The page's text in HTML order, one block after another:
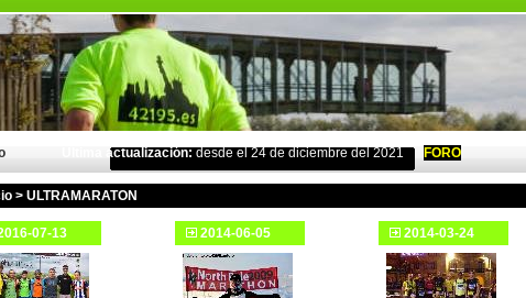
Última actualización: desde el 24 de diciembre del 2021 FORO
> ULTRAMARATON
07-13 2014-06-05 2014-03-24